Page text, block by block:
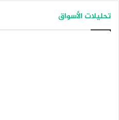
تحليلات الأسواق